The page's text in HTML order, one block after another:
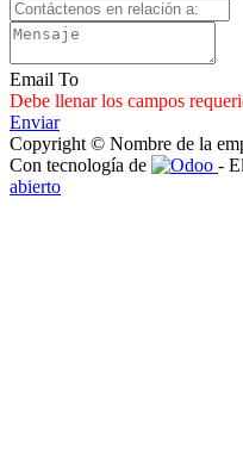
Email To
Debe llenar los campos
Enviar
Copyright © Nombre de la
Con tecnología de
-
abierto